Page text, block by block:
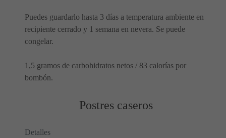
Puedes guardarlo hasta 3 días a temperatura ambiente en
recipiente cerrado y 1 semana en nevera. Se puede
congelar.
1,5 gramos de carbohidratos netos / 83 calorías por
bombón.
Postres caseros
Detalles